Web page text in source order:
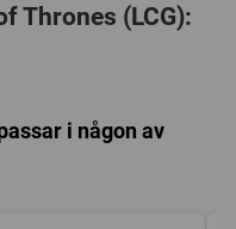
(First Edition), AGoT
BoardGameGeek
Thrones (LCG):
i någon av